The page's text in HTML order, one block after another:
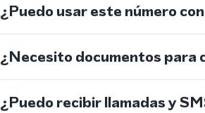
¿Puedo usar este número
¿Necesito documentos para
¿Puedo recibir llamadas y